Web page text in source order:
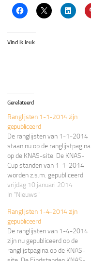
Vind ik leuk:
Gerelateerd
Ranglijsten 1-1-2014 zijn
gepubliceerd
De ranglijsten van 1-1-2014
staan nu op de ranglijstpagina
op de KNAS-site. De KNAS-
Cup standen van 1-1-2014
worden z.s.m. gepubliceerd.
KNAS Ranglijsten
vrijdag 10 januari 2014
In "Nieuws"
Ranglijsten 1-4-2014 zijn
gepubliceerd
De ranglijsten van 1-4-2014
zijn nu gepubliceerd op de
ranglijstpagina op de KNAS-